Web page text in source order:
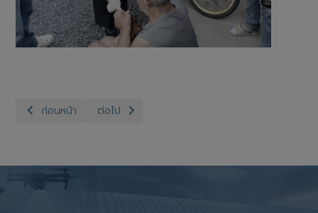
เนื้อหาก่อนหน้า: สำนักงานปศุสัตว์จังหวัดอ่างทอง กลุ่มส่งเสริมแล
ก่อนหน้า เนื้อหาถัดไป: สำนักงานปศุสัตว์จังหวัดอ่างทอง กลุ่
ต่อไป